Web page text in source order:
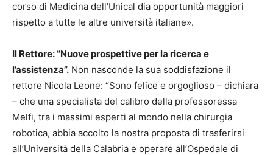
corso di Medicina dell’Unical dia opportunità maggiori
rispetto a tutte le altre università italiane».
Il Rettore: “Nuove prospettive per la ricerca e
l’assistenza”. Non nasconde la sua soddisfazione il
rettore Nicola Leone: “Sono felice e orgoglioso – dichiara
– che una specialista del calibro della professoressa
Melfi, tra i massimi esperti al mondo nella chirurgia
robotica, abbia accolto la nostra proposta di trasferirsi
all’Università della Calabria e operare all’Ospedale di